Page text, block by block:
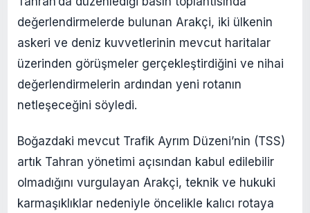
değerlendirmelerde bulunan Arakçi, iki ülkenin
askeri ve deniz kuvvetlerinin mevcut haritalar
üzerinden görüşmeler gerçekleştirdiğini ve nihai
değerlendirmelerin ardından yeni rotanın
netleşeceğini söyledi.
Boğazdaki mevcut Trafik Ayrım Düzeni’nin (TSS)
artık Tahran yönetimi açısından kabul edilebilir
olmadığını vurgulayan Arakçi, teknik ve hukuki
karmaşıklıklar nedeniyle öncelikle kalıcı rotaya